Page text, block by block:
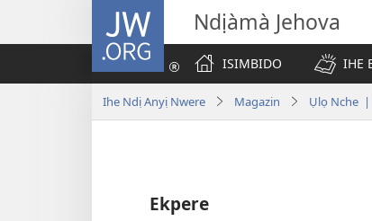
JW.ORG Ndịàmà Jehova
ISIMBIDO
IHE
Ihe Ndị Anyị Nwere Magazin Ụlọ Nche
Ekpere